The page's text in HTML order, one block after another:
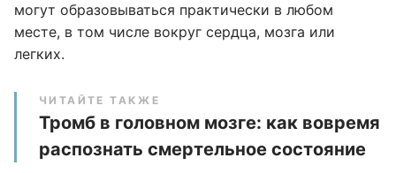
могут образовываться практически в любом
месте, в том числе вокруг сердца, мозга или
легких.
ЧИТАЙТЕ ТАКЖЕ
Тромб в головном мозге: как вовремя
распознать смертельное состояние